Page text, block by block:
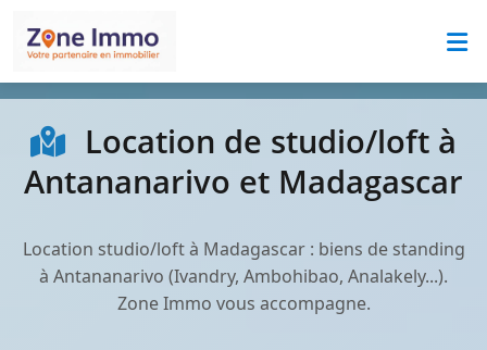
Location de studio/loft à
Antananarivo et Madagascar
Location studio/loft à Madagascar : biens de standing
à Antananarivo (Ivandry, Ambohibao, Analakely...).
Zone Immo vous accompagne.